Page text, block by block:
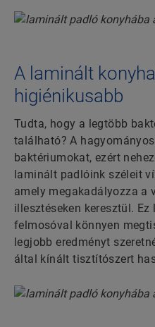
A laminált
higiénikusabb
Tudta, hogy a legtöbb
található? A
baktériumokat, ezért
laminált padlóink széleit
amely megakadályozza a
illesztéseken keresztül.
felmosóval könnyen
legjobb eredményt
által kínált tisztítószert